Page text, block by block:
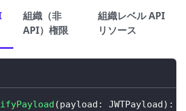
組織（非
API）権限
組織レベル API
リソース
(payload : JWTPayload) :